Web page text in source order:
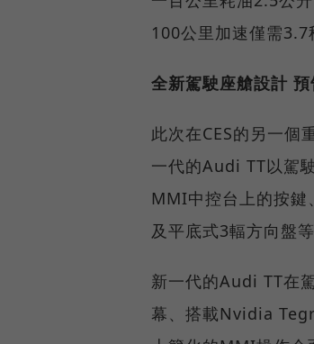
100公里加速僅需3.7
全新駕駛座艙設計
此次在CES的另一個
一代的Audi TT以駕
MMI中控台上的按
及平底式3輻方向盤
新一代的Audi TT在
幕、搭載Nvidia